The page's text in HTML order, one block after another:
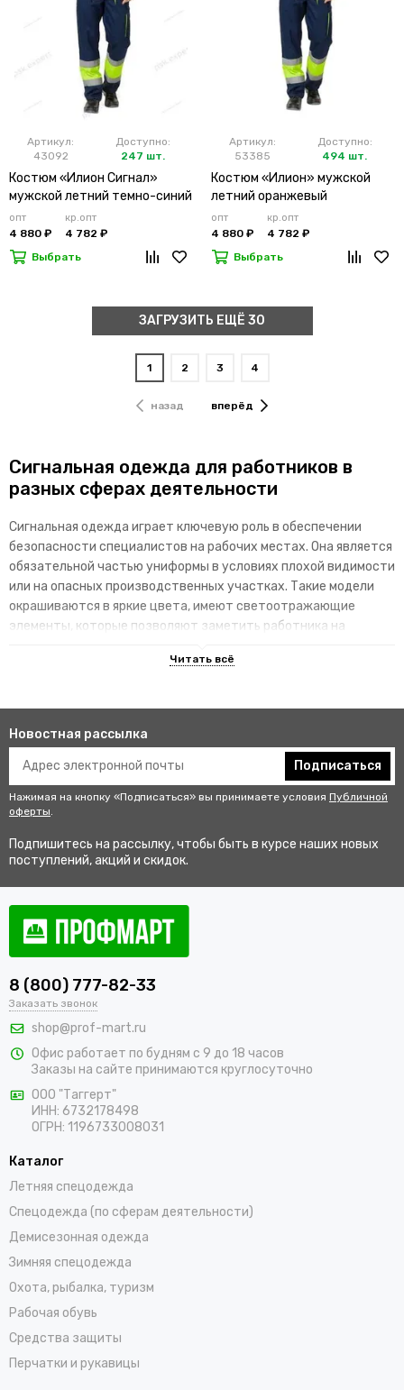
Артикул:
43092
Доступно:
247 шт.
Костюм «Илион Сигнал»
мужской летний темно-синий
опт
4 880 ₽
кр.опт
4 782 ₽
Выбрать
Артикул:
53385
Доступно:
494 шт.
Костюм «Илион» мужской
летний оранжевый
опт
4 880 ₽
кр.опт
4 782 ₽
Выбрать
ЗАГРУЗИТЬ ЕЩЁ 30
назад
1 2 3 4
вперёд
Сигнальная одежда для работников в
разных сферах деятельности
Сигнальная одежда играет ключевую роль в обеспечении
безопасности специалистов на рабочих местах. Она является
обязательной частью униформы в условиях плохой видимости
или на опасных производственных участках. Такие модели
окрашиваются в яркие цвета, имеют светоотражающие
элементы, которые позволяют заметить работника на
изделий
Гарантируют улучшенную видимость человека и его
безопасность на рабочем месте. В результате этого
снижается риск аварии и получения травмы.
Не мешаются во время выполнения профессиональных
Соответствуют стандартам качества, так как проходят
Купить одежду сигнальную для
работников оптом и в розницу с
доставкой по Орехово-Зуево
В интернет-магазине «ПрофМарт» можно купить сигнальную
одежду для персонала. Мы работаем с оптовыми и
розничными покупателями. Предлагаем на выбор сигнальные
жилеты, сезонные костюмы, брюки и прочие составляющие
униформы в ярких заметных цветах. Доставка покупок,
которые оформляются на сайте, осуществляется по Орехово-
Зуево и остальным населенным пунктам России.
Новостная рассылка
Подписаться
Нажимая на кнопку «Подписаться» вы принимаете условия Публичной
оферты.
Подпишитесь на рассылку, чтобы быть в курсе наших новых
поступлений, акций и скидок.
8 (800) 777-82-33
Заказать звонок
shop@prof-mart.ru
Офис работает по будням с 9 до 18 часов
Заказы на сайте принимаются круглосуточно
ООО "Таггерт"
ИНН: 6732178498
ОГРН: 1196733008031
Каталог
Летняя спецодежда
Спецодежда (по сферам деятельности)
Демисезонная одежда
Зимняя спецодежда
Охота, рыбалка, туризм
Рабочая обувь
Средства защиты
Перчатки и рукавицы